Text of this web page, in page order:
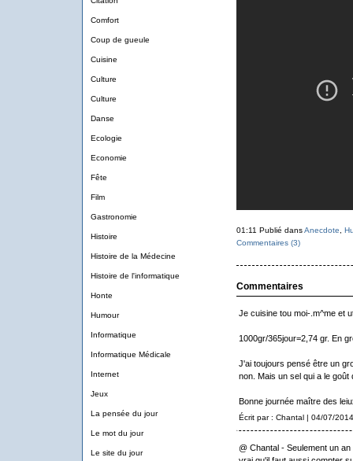
Comfort
Coup de gueule
Cuisine
Culture
Culture
Danse
Ecologie
Economie
Fête
Film
Gastronomie
Histoire
Histoire de la Médecine
Histoire de l'informatique
Honte
Humour
Informatique
Informatique Médicale
Internet
Jeux
La pensée du jour
Le mot du jour
Le site du jour
01:11 Publié dansAnecdote
Commentaires (3)
Commentaires
Je cuisine tou moi-.m^me et
1000gr/365jour=2,74 gr. En
J'ai toujours pensé être un
non. Mais un sel qui a le goût
Bonne journée maître des
Écrit par : Chantal | 04/07/2014
@ Chantal - Seulement un